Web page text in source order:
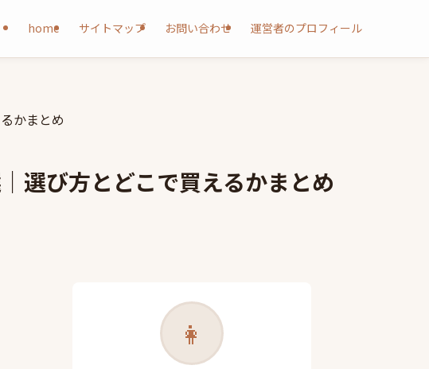
home サイトマップ お問い合わせ 運営者のプロフィール
かまとめ
選び方とどこで買えるかまとめ
👩